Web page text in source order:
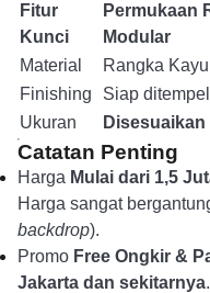
Fitur
Kunci
Permukaan
Modular
Material
Rangka
Finishing
Siap
Ukuran
Catatan Penting
Harga Mulai dari 1,5
Harga sangat
backdrop).
Promo Free Ongkir &
Jakarta dan sekitarnya.